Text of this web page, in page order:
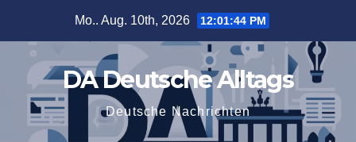
Mo.. Aug. 10th, 2026 12:01:44 PM
DA Deutsche Alltags
Deutsche Nachrichten